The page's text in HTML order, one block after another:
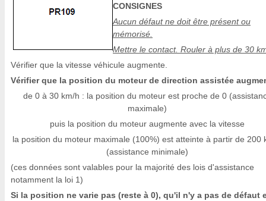
CONSIGNES
Aucun défaut ne doit être présent ou
mémorisé.
Mettre le contact. Rouler à plus de 30
Vérifier que la vitesse véhicule augmente.
Vérifier que la position du moteur de direction assistée
de 0 à 30 km/h : la position du moteur est proche de 0
maximale)
puis la position du moteur augmente avec la vitesse
la position du moteur maximale (100%) est atteinte à partir de 200
(assistance minimale)
(ces données sont valables pour la majorité des lois d'assistance
notamment la loi 1)
Si la position ne varie pas (reste à 0), qu'il n'y a pas de défaut